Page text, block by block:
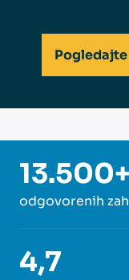
13.500+
odgovorenih
4,7